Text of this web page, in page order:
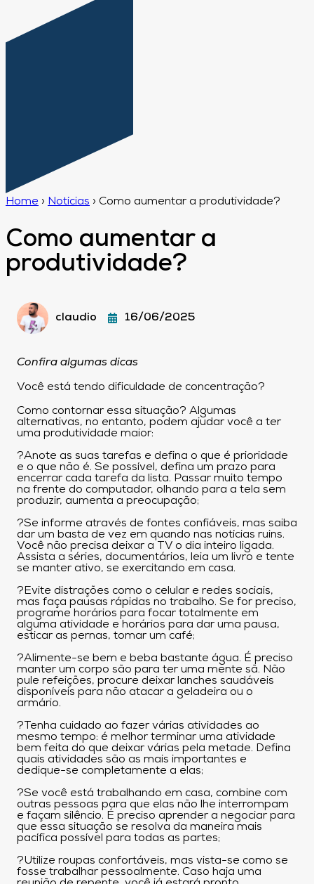
Home › Notícias › Como aumentar a produtividade?
Como aumentar a
produtividade?
claudio 16/06/2025
Confira algumas dicas
Você está tendo dificuldade de concentração?
Como contornar essa situação? Algumas
alternativas, no entanto, podem ajudar você a ter
uma produtividade maior:
?Anote as suas tarefas e defina o que é prioridade
e o que não é. Se possível, defina um prazo para
encerrar cada tarefa da lista. Passar muito tempo
na frente do computador, olhando para a tela sem
produzir, aumenta a preocupação;
?Se informe através de fontes confiáveis, mas saiba
dar um basta de vez em quando nas notícias ruins.
Você não precisa deixar a TV o dia inteiro ligada.
Assista a séries, documentários, leia um livro e tente
se manter ativo, se exercitando em casa.
?Evite distrações como o celular e redes sociais,
mas faça pausas rápidas no trabalho. Se for preciso,
programe horários para focar totalmente em
alguma atividade e horários para dar uma pausa,
esticar as pernas, tomar um café;
?Alimente-se bem e beba bastante água. É preciso
manter um corpo são para ter uma mente sã. Não
pule refeições, procure deixar lanches saudáveis
disponíveis para não atacar a geladeira ou o
armário.
?Tenha cuidado ao fazer várias atividades ao
mesmo tempo: é melhor terminar uma atividade
bem feita do que deixar várias pela metade. Defina
quais atividades são as mais importantes e
dedique-se completamente a elas;
?Se você está trabalhando em casa, combine com
outras pessoas para que elas não lhe interrompam
e façam silêncio. É preciso aprender a negociar para
que essa situação se resolva da maneira mais
pacífica possível para todas as partes;
?Utilize roupas confortáveis, mas vista-se como se
fosse trabalhar pessoalmente. Caso haja uma